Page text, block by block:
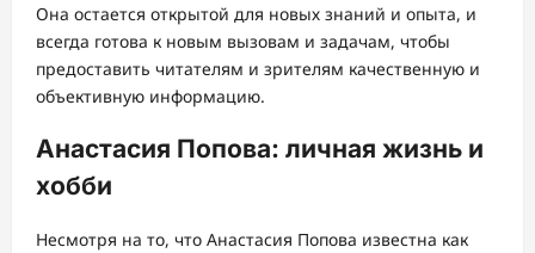
Она остается открытой для новых знаний и опыта, и
всегда готова к новым вызовам и задачам, чтобы
предоставить читателям и зрителям качественную и
объективную информацию.
Анастасия Попова: личная жизнь и
хобби
Несмотря на то, что Анастасия Попова известна как